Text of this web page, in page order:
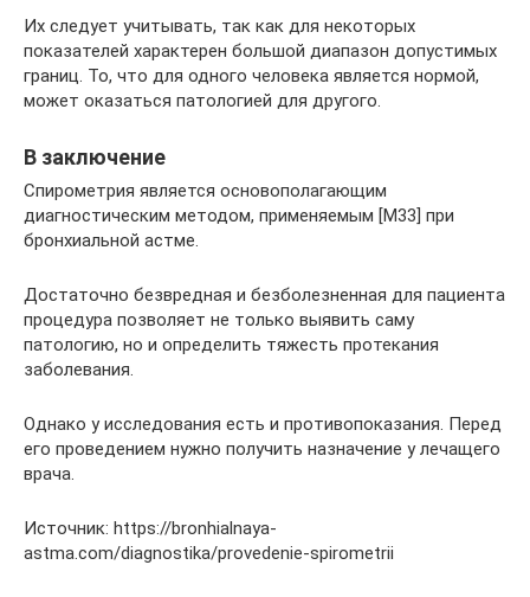
Их следует учитывать, так как для некоторых
показателей характерен большой диапазон допустимых
границ. То, что для одного человека является нормой,
может оказаться патологией для другого.
В заключение
Спирометрия является основополагающим
диагностическим методом, применяемым [М33] при
бронхиальной астме.
Достаточно безвредная и безболезненная для пациента
процедура позволяет не только выявить саму
патологию, но и определить тяжесть протекания
заболевания.
Однако у исследования есть и противопоказания. Перед
его проведением нужно получить назначение у лечащего
врача.
Источник: https://bronhialnaya-
astma.com/diagnostika/provedenie-spirometrii